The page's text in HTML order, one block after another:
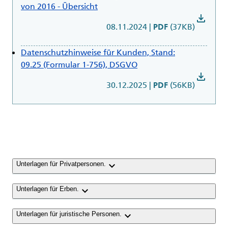
von 2016 - Übersicht
08.11.2024 | PDF (37KB)
download
Datenschutzhinweise für Kunden, Stand:
09.25 (Formular 1-756), DSGVO
30.12.2025 | PDF (56KB)
download
Unterlagen für Privatpersonen. keyboard_arrow_down
Unterlagen für Erben. keyboard_arrow_down
Unterlagen für juristische Personen. keyboard_arrow_down